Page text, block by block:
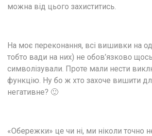
можна від цього захиститись.
На моє переконання, всі вишивки на
тобто вади на них) не обов’язково щось
символізували. Проте мали нести
функцію. Ну бо ж хто захоче вишити
негативне? 🙂
«Обережки» це чи ні, ми ніколи точно